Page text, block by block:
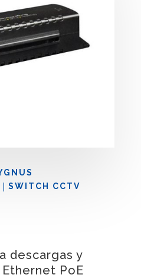
| SWITCH CCTV
descargas y
PoE